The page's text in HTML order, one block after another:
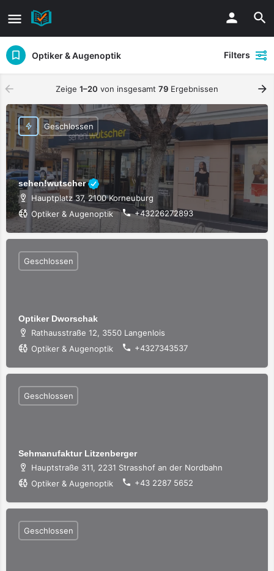
Optiker & Augenoptik Filters
Zeige 1–20 von insgesamt 79 Ergebnissen
sehen!wutscher
Hauptplatz 37, 2100 Korneuburg
Optiker & Augenoptik
+43226272893
Geschlossen
Optiker Dworschak
Rathausstraße 12, 3550 Langenlois
Optiker & Augenoptik
+4327343537
Geschlossen
Sehmanufaktur Litzenberger
Hauptstraße 311, 2231 Strasshof an der Nordbahn
Optiker & Augenoptik
+43 2287 5652
Geschlossen
Geschlossen